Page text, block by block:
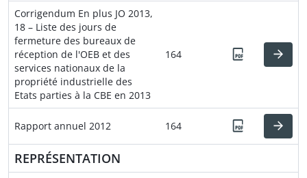
Corrigendum En plus JO 2013,
18 – Liste des jours de
fermeture des bureaux de
réception de l'OEB et des
services nationaux de la
propriété industrielle des
Etats parties à la CBE en 2013
164
Rapport annuel 2012 164
REPRÉSENTATION